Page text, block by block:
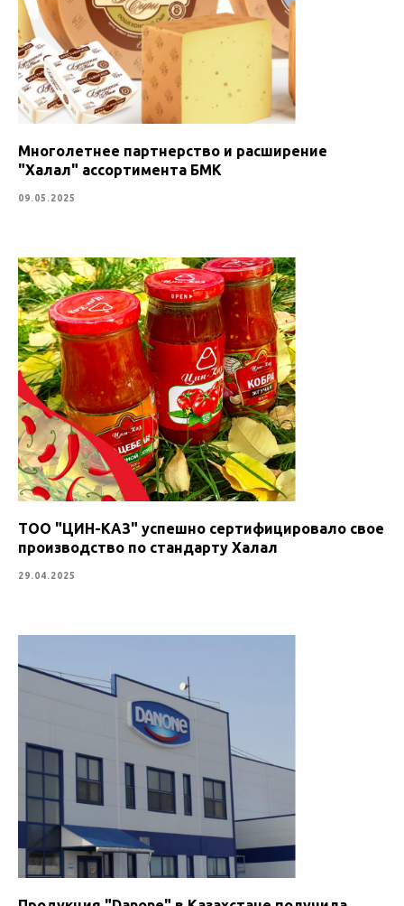
Многолетнее партнерство и расширение
"Халал" ассортимента БМК
09.05.2025
ТОО "ЦИН-КАЗ" успешно сертифицировало свое
производство по стандарту Халал
29.04.2025